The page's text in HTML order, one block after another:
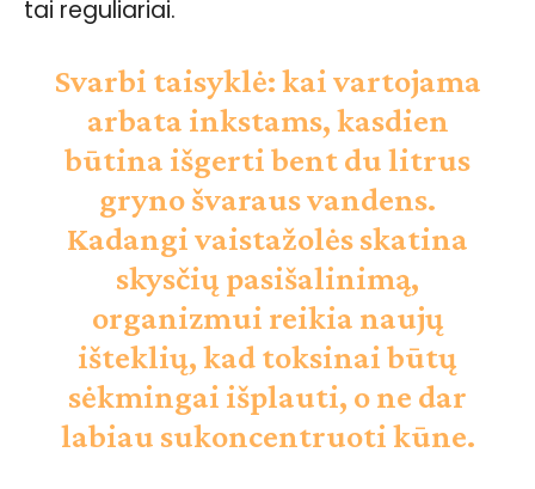
tai reguliariai.
Svarbi taisyklė:kai vartojama
arbata inkstams, kasdien
būtina išgerti bent du litrus
gryno švaraus vandens.
Kadangi vaistažolės skatina
skysčių pasišalinimą,
organizmui reikia naujų
išteklių, kad toksinai būtų
sėkmingai išplauti, o ne dar
labiau sukoncentruoti kūne.